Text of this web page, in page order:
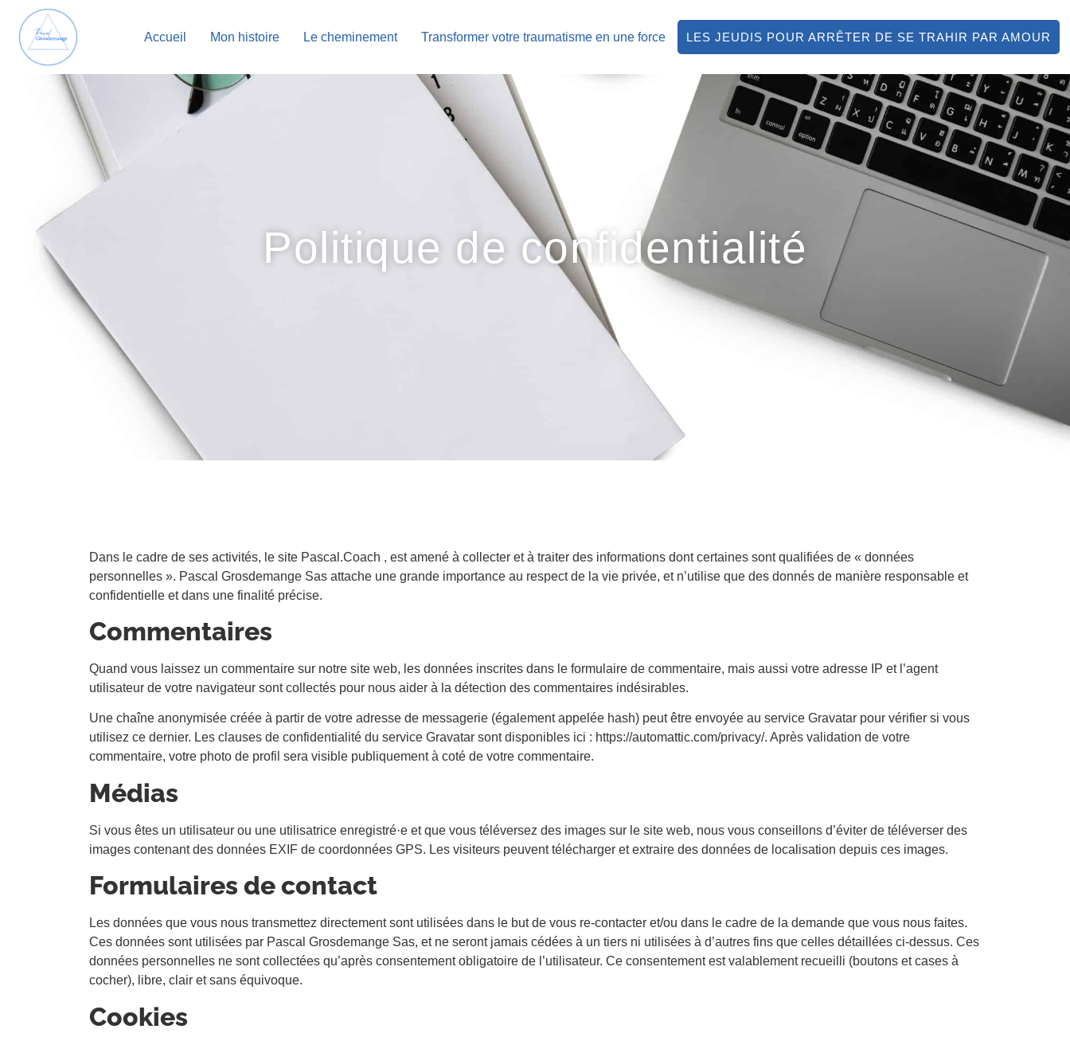
Accueil Mon histoire Le cheminement Transformer votre traumatisme en une force LES JEUDIS POUR ARRÊTER DE SE TRAHIR PAR AMOUR
Politique de confidentialité
Dans le cadre de ses activités, le site Pascal.Coach , est amené à collecter et à traiter des informations dont certaines sont qualifiées de « données
personnelles ». Pascal Grosdemange Sas attache une grande importance au respect de la vie privée, et n’utilise que des donnés de manière responsable et
confidentielle et dans une finalité précise.
Commentaires
Quand vous laissez un commentaire sur notre site web, les données inscrites dans le formulaire de commentaire, mais aussi votre adresse IP et l’agent
utilisateur de votre navigateur sont collectés pour nous aider à la détection des commentaires indésirables.
Une chaîne anonymisée créée à partir de votre adresse de messagerie (également appelée hash) peut être envoyée au service Gravatar pour vérifier si vous
utilisez ce dernier. Les clauses de confidentialité du service Gravatar sont disponibles ici : https://automattic.com/privacy/. Après validation de votre
commentaire, votre photo de profil sera visible publiquement à coté de votre commentaire.
Médias
Si vous êtes un utilisateur ou une utilisatrice enregistré·e et que vous téléversez des images sur le site web, nous vous conseillons d’éviter de téléverser des
images contenant des données EXIF de coordonnées GPS. Les visiteurs peuvent télécharger et extraire des données de localisation depuis ces images.
Formulaires de contact
Les données que vous nous transmettez directement sont utilisées dans le but de vous re-contacter et/ou dans le cadre de la demande que vous nous faites.
Ces données sont utilisées par Pascal Grosdemange Sas, et ne seront jamais cédées à un tiers ni utilisées à d’autres fins que celles détaillées ci-dessus. Ces
données personnelles ne sont collectées qu’après consentement obligatoire de l’utilisateur. Ce consentement est valablement recueilli (boutons et cases à
cocher), libre, clair et sans équivoque.
Cookies